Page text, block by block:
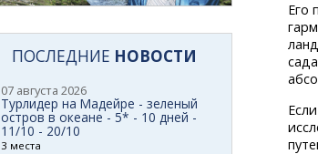
Его
ПОСЛЕДНИЕ НОВОСТИ
07 августа 2026
Турлидер на Мадейре - зеленый
остров в океане - 5* - 10 дней -
11/10 - 20/10
3 места